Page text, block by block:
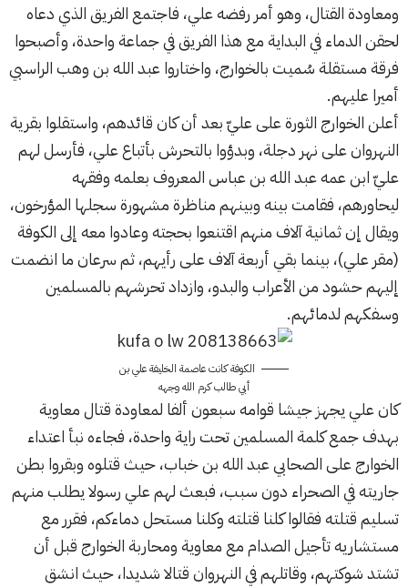
ومعاودة القتال، وهو أمر رفضه علي، فاجتمع الفريق الذي دعاه
لحقن الدماء في البداية مع هذا الفريق في جماعة واحدة، وأصبحوا
فرقة مستقلة سُميت بالخوارج، واختاروا عبد الله بن وهب الراسبي
أميرا عليهم.
أعلن الخوارج الثورة على عليّ بعد أن كان قائدهم، واستقلوا بقرية
النهروان على نهر دجلة، وبدؤوا بالتحرش بأتباع علي، فأرسل لهم
عليّ ابن عمه عبد الله بن عباس المعروف بعلمه وفقهه
ليحاورهم، فقامت بينه وبينهم مناظرة مشهورة سجلها المؤرخون،
ويقال إن ثمانية آلاف منهم اقتنعوا بحجته وعادوا معه إلى الكوفة
(مقر علي)، بينما بقي أربعة آلاف على رأيهم، ثم سرعان ما انضمت
إليهم حشود من الأعراب والبدو، وازداد تحرشهم بالمسلمين
وسفكهم لدمائهم.
الكوفة كانت عاصمة الخليفة علي بن
أبي طالب كرم الله وجهه
كان علي يجهز جيشا قوامه سبعون ألفا لمعاودة قتال معاوية
بهدف جمع كلمة المسلمين تحت راية واحدة، فجاءه نبأ اعتداء
الخوارج على الصحابي عبد الله بن خباب، حيث قتلوه وبقروا بطن
جاريته في الصحراء دون سبب، فبعث لهم علي رسولا يطلب منهم
تسليم قتلته فقالوا كلنا قتلته وكلنا مستحل دماءكم، فقرر مع
مستشاريه تأجيل الصدام مع معاوية ومحاربة الخوارج قبل أن
تشتد شوكتهم، وقاتلهم في النهروان قتالا شديدا، حيث انشق